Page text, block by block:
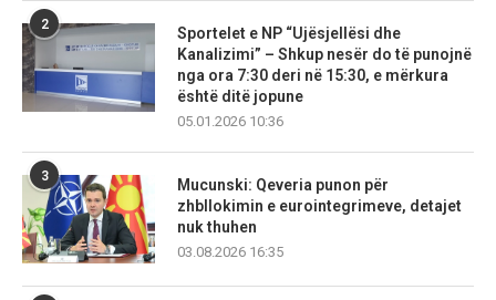
2
Sportelet e NP “Ujësjellësi dhe
Kanalizimi” – Shkup nesër do të punojnë
nga ora 7:30 deri në 15:30, e mërkura
është ditë jopune
05.01.2026 10:36
3
Mucunski: Qeveria punon për
zhbllokimin e eurointegrimeve, detajet
nuk thuhen
03.08.2026 16:35